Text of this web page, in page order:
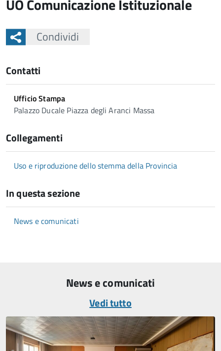
UO Comunicazione Istituzionale
Condividi
Contatti
Ufficio Stampa
Palazzo Ducale Piazza degli Aranci Massa
Collegamenti
Uso e riproduzione dello stemma della Provincia
In questa sezione
News e comunicati
News e comunicati
Vedi tutto